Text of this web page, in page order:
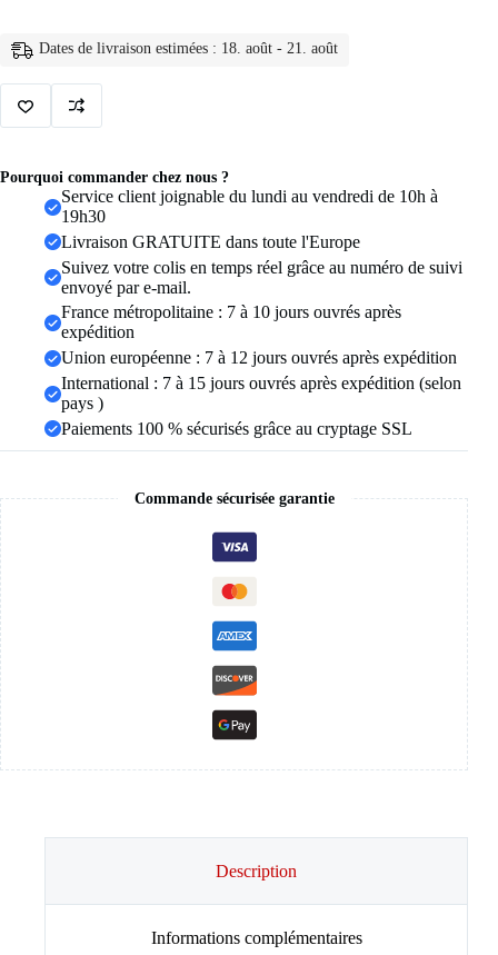
pour
Couples,
pièces,
Unique
élégante
femmes
hommes,
de
Dates de livraison estimées : 18. août - 21. août
Pourquoi commander chez nous ?
Service client joignable du lundi au vendredi de 10h à
19h30
Livraison GRATUITE dans toute l'Europe
Suivez votre colis en temps réel grâce au numéro de suivi
envoyé par e-mail.
France métropolitaine : 7 à 10 jours ouvrés après
expédition
Union européenne : 7 à 12 jours ouvrés après expédition
International : 7 à 15 jours ouvrés après expédition (selon
pays )
Paiements 100 % sécurisés grâce au cryptage SSL
Commande sécurisée garantie
Description
Informations complémentaires